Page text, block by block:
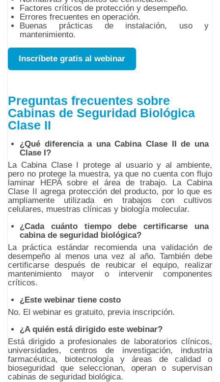
Factores críticos de protección y desempeño.
Errores frecuentes en operación.
Buenas prácticas de instalación, uso y
mantenimiento.
Inscríbete gratis al webinar
Preguntas frecuentes sobre
Cabinas de Seguridad Biológica
Clase II
¿Qué diferencia a una Cabina Clase II de una
Clase I?
La Cabina Clase I protege al usuario y al ambiente,
pero no protege la muestra, ya que no cuenta con flujo
laminar HEPA sobre el área de trabajo. La Cabina
Clase II agrega protección del producto, por lo que es
ampliamente utilizada en trabajos con cultivos
celulares, muestras clínicas y biología molecular.
¿Cada cuánto tiempo debe certificarse una
cabina de seguridad biológica?
La práctica estándar recomienda una validación de
desempeño al menos una vez al año. También debe
certificarse después de reubicar el equipo, realizar
mantenimiento mayor o intervenir componentes
críticos.
¿Este webinar tiene costo
No. El webinar es gratuito, previa inscripción.
¿A quién está dirigido este webinar?
Está dirigido a profesionales de laboratorios clínicos,
universidades, centros de investigación, industria
farmacéutica, biotecnología y áreas de calidad o
bioseguridad que seleccionan, operan o supervisan
cabinas de seguridad biológica.